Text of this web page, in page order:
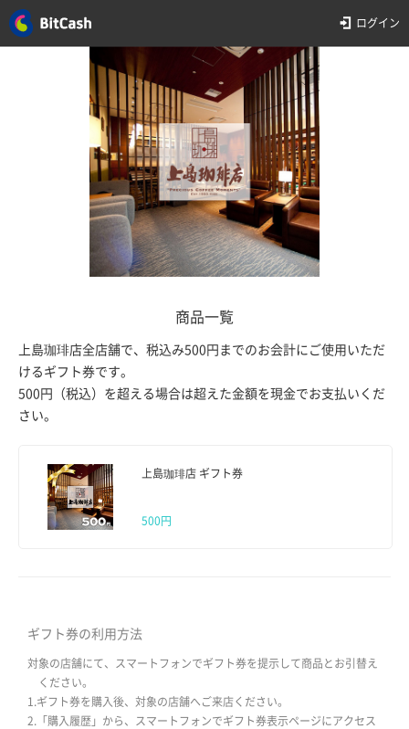
ログイン
商品一覧
上島珈琲店全店舗で、税込み500円までのお会計にご使用いただ
けるギフト券です。
500円（税込）を超える場合は超えた金額を現金でお支払いくだ
さい。
上島珈琲店 ギフト券
500円
ギフト券の利用方法
対象の店舗にて、スマートフォンでギフト券を提示して商品とお引替え
ください。
1.ギフト券を購入後、対象の店舗へご来店ください。
2.「購入履歴」から、スマートフォンでギフト券表示ページにアクセス